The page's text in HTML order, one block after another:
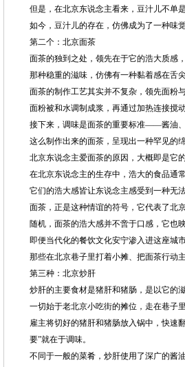
但是，在北京东说念主看来，豆汁儿不单
如今，豆汁儿的存在，仿佛成为了一种味
第二个：北京面茶
面茶的独到之处，领先在于它的浩大质感
那种稳重的滋味，仿佛有一种黏着感在舌
面茶的制作工艺其实并不复杂，领先面粉
面粉被和水调制成浆，再通过加热连接搅
接下来，调味是面茶的重要标准——酱油
这么制作出来的面茶，呈现出一种罕见的
北京东说念主爱面茶的原因，大概即是它
在北京东说念主的生存中，浩大的食品通
它们的浩大感皆让东说念主感受到一种无法
面茶，正是这种情谊的符号，它代表了北
随机，面茶的浩大感并不啻于口感，它也
即便当代化的餐饮文化安宁渗入进这座城
那些在北京巷子里打着小摊、把面茶行动
第三种：北京炒肝
炒肝的主要食材是猪肝和猪肠，是以它的
一切始于老北京小吃街的摊位，走在巷子
雇主将切好的猪肝和猪肠放入锅中，快速
要”就在于调味。
不同于一般的菜肴，炒肝使用了深广的酱